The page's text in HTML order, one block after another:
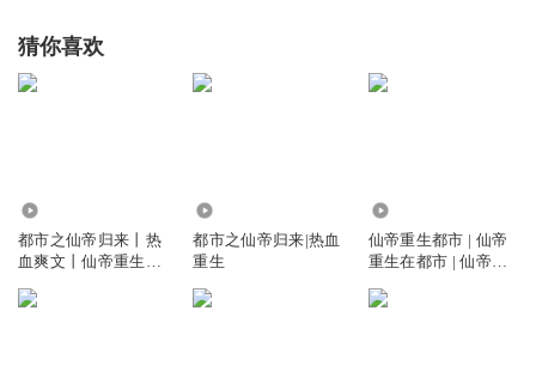
猜你喜欢
都市之仙帝归来丨热
血爽文丨仙帝重生混
都市之仙帝归来|热血
重生
仙帝重生都市 | 仙帝
重生在都市 | 仙帝重
小说